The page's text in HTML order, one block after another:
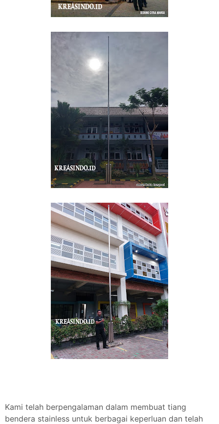
Kami telah berpengalaman dalam membuat tiang
bendera stainless untuk berbagai keperluan dan telah